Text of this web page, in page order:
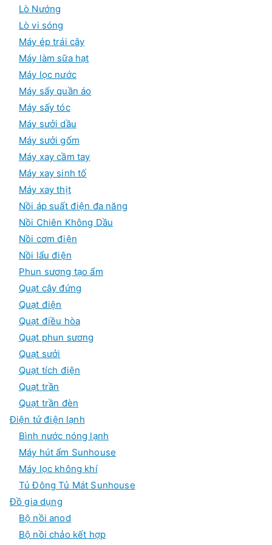
Lò Nướng
Lò vi sóng
Máy ép trái cây
Máy làm sữa hạt
Máy lọc nước
Máy sấy quần áo
Máy sấy tóc
Máy sưởi dầu
Máy sưởi gốm
Máy xay cầm tay
Máy xay sinh tố
Máy xay thịt
Nồi áp suất điện đa năng
Nồi Chiên Không Dầu
Nồi cơm điện
Nồi lẩu điện
Phun sương tạo ẩm
Quạt cây đứng
Quạt điện
Quạt điều hòa
Quạt phun sương
Quạt sưởi
Quạt tích điện
Quạt trần
Quạt trần đèn
Điện tử điện lạnh
Bình nước nóng lạnh
Máy hút ẩm Sunhouse
Máy lọc không khí
Tủ Đông Tủ Mát Sunhouse
Đồ gia dụng
Bộ nồi anod
Bộ nồi chảo kết hợp